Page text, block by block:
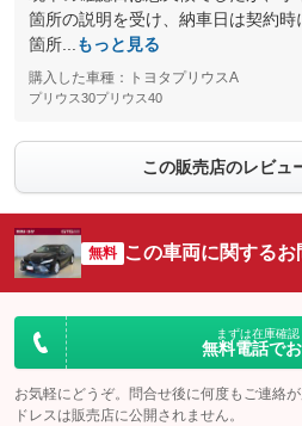
箇所の説明を受け、納車日は契約
箇所...
もっと見る
購入した車種：トヨタプリウスΑ
プリウス30プリウス40
この販売店のレビュ
無料 この車両に関する
まずは在庫確
無料電話で
お気軽にどうぞ。問合せ後に何度もご連絡
ドレスは販売店に公開されません。